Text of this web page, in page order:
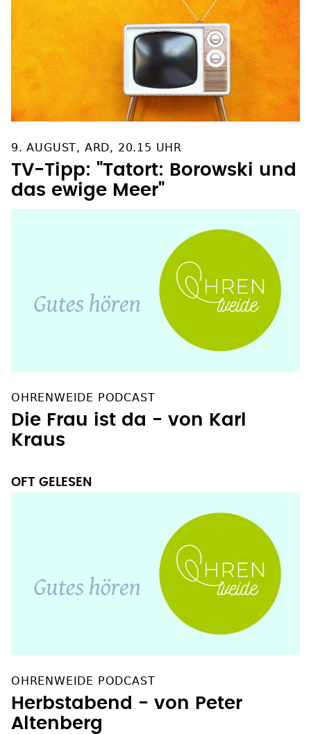
9. AUGUST, ARD, 20.15 UHR
TV-Tipp: "Tatort: Borowski und
das ewige Meer"
OHRENWEIDE PODCAST
Die Frau ist da - von Karl
Kraus
OFT GELESEN
OHRENWEIDE PODCAST
Herbstabend - von Peter
Altenberg